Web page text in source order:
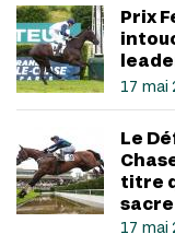
Prix
17 mai
Le
titre
sacre
17 mai